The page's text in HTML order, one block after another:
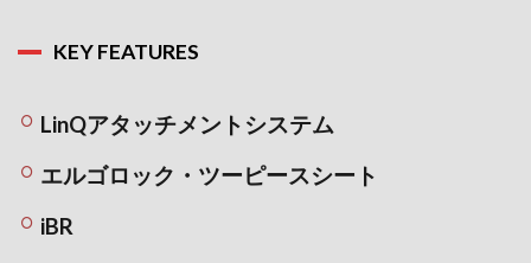
KEY FEATURES
LinQアタッチメントシステム
エルゴロック・ツーピースシート
iBR